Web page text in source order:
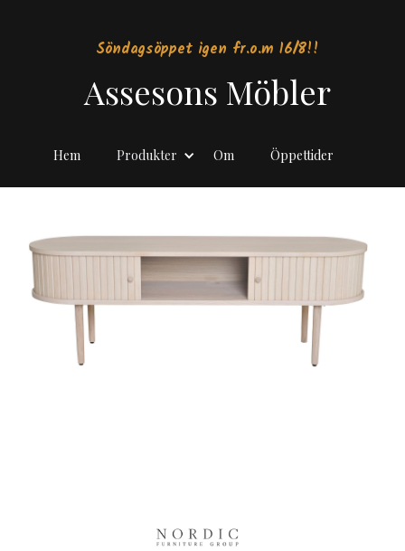
Söndagsöppet igen fr.o.m 16/8!!
Assesons Möbler
Hem Produkter Om Öppettider